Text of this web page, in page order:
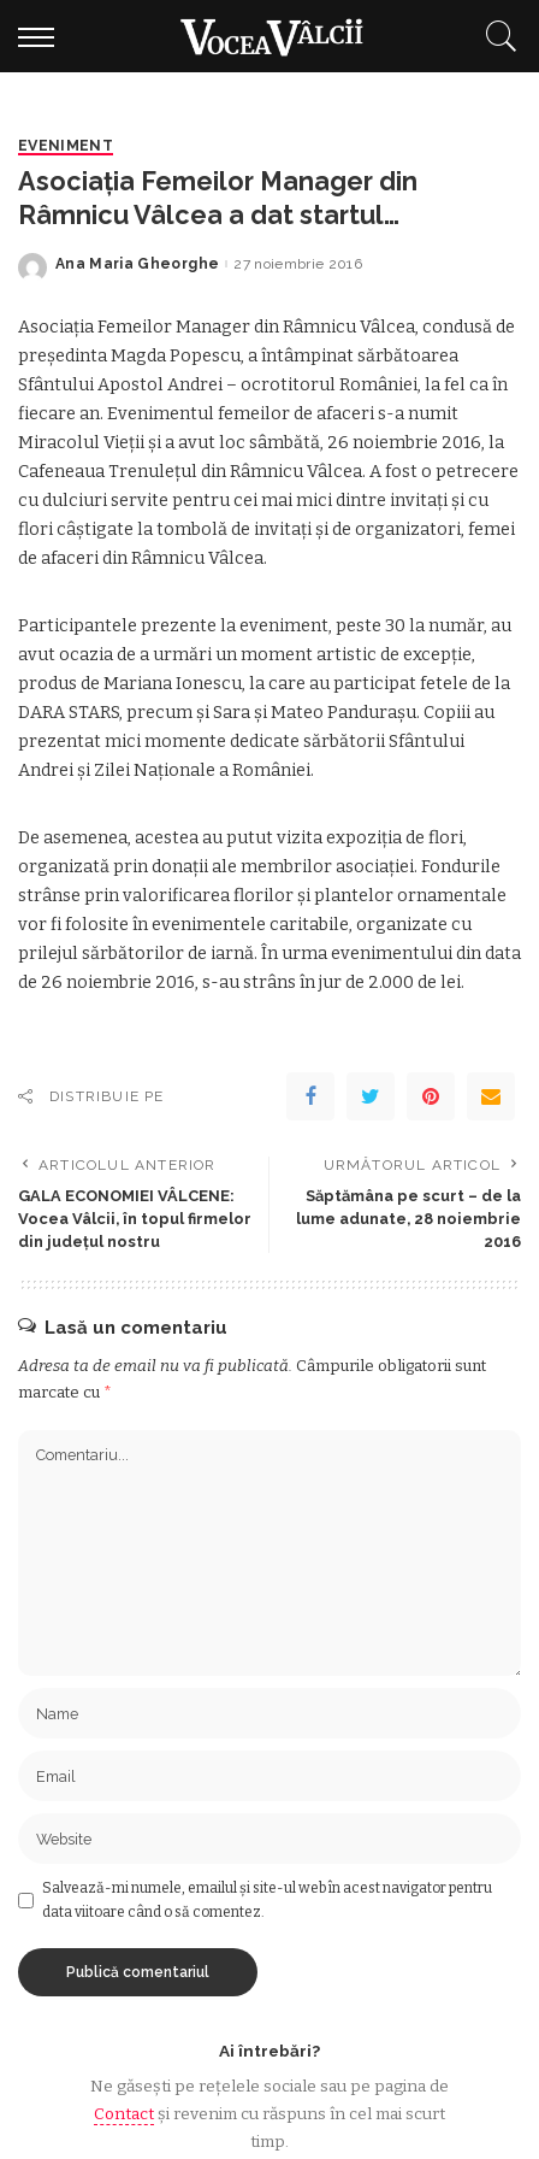
EVENIMENT
Asociaţia Femeilor Manager din
Râmnicu Vâlcea a dat startul
sărbătorilor de iarnă
Posted
Ana Maria Gheorghe 27 noiembrie 2016
Asociaţia Femeilor Manager din Râmnicu Vâlcea, condusă de
preşedinta Magda Popescu, a întâmpinat sărbătoarea
Sfântului Apostol Andrei – ocrotitorul României, la fel ca în
fiecare an. Evenimentul femeilor de afaceri s-a numit
Miracolul Vieţii şi a avut loc sâmbătă, 26 noiembrie 2016, la
Cafeneaua Trenuleţul din Râmnicu Vâlcea. A fost o petrecere
cu dulciuri servite pentru cei mai mici dintre invitați și cu
flori câștigate la tombolă de invitați și de organizatori, femei
de afaceri din Râmnicu Vâlcea.
Participantele prezente la eveniment, peste 30 la număr, au
avut ocazia de a urmări un moment artistic de excepţie,
produs de Mariana Ionescu, la care au participat fetele de la
DARA STARS, precum şi Sara şi Mateo Panduraşu. Copiii au
prezentat mici momente dedicate sărbătorii Sfântului
Andrei și Zilei Naționale a României.
De asemenea, acestea au putut vizita expoziţia de flori,
organizată prin donaţii ale membrilor asociaţiei. Fondurile
strânse prin valorificarea florilor şi plantelor ornamentale
vor fi folosite în evenimentele caritabile, organizate cu
prilejul sărbătorilor de iarnă. În urma evenimentului din data
de 26 noiembrie 2016, s-au strâns în jur de 2.000 de lei.
DISTRIBUIE PE
ARTICOLUL ANTERIOR
GALA ECONOMIEI VÂLCENE:
Vocea Vâlcii, în topul firmelor
din judeţul nostru
URMĂTORUL ARTICOL
Săptămâna pe scurt – de la
lume adunate, 28 noiembrie
2016
Lasă un comentariu
Adresa ta de email nu va fi publicată. Câmpurile obligatorii sunt
marcate cu *
Salvează-mi numele, emailul și site-ul web în acest navigator pentru
data viitoare când o să comentez.
Ai întrebări?
Ne găsești pe rețelele sociale sau pe pagina de
Contactși revenim cu răspuns în cel mai scurt
timp.